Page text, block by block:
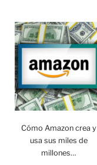
Cómo Amazon crea y
usa sus miles de
millones…